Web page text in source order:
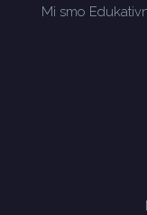
Mi smo